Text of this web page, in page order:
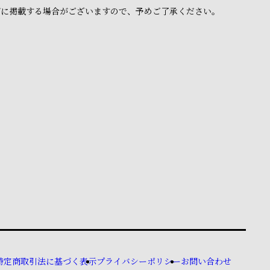
載する場合がございますので、予めご了承ください。
定商取引法に基づく表示プライバシーポリシーお問い合わせ